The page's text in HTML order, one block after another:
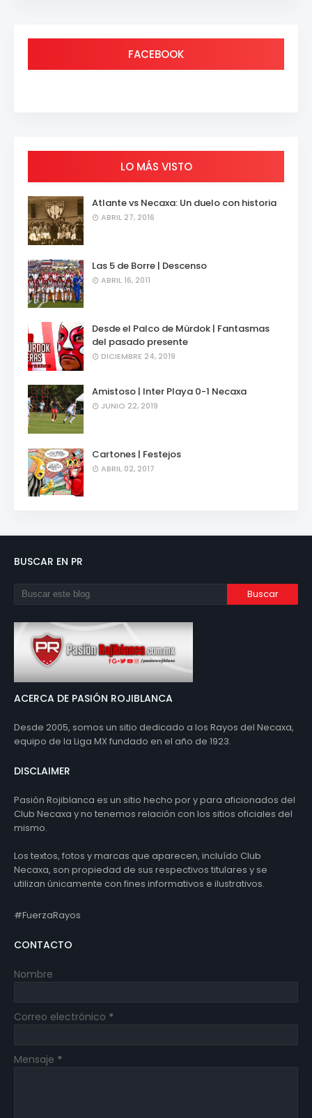
FACEBOOK
LO MÁS VISTO
Atlante vs Necaxa: Un duelo con historia
ABRIL 27, 2016
Las 5 de Borre | Descenso
ABRIL 16, 2011
Desde el Palco de Mürdok | Fantasmas
del pasado presente
DICIEMBRE 24, 2019
Amistoso | Inter Playa 0-1 Necaxa
JUNIO 22, 2019
Cartones | Festejos
ABRIL 02, 2017
BUSCAR EN PR
ACERCA DE PASIÓN ROJIBLANCA
Desde 2005, somos un sitio dedicado a los Rayos del Necaxa,
equipo de la Liga MX fundado en el año de 1923.
DISCLAIMER
Pasión Rojiblanca es un sitio hecho por y para aficionados del
Club Necaxa y no tenemos relación con los sitios oficiales del
mismo.
Los textos, fotos y marcas que aparecen, incluído Club
Necaxa, son propiedad de sus respectivos titulares y se
utilizan únicamente con fines informativos e ilustrativos.
#FuerzaRayos
CONTACTO
Nombre
Correo electrónico *
Mensaje *